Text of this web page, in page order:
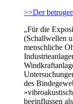
>>Der
„Für die
(Schallwellen
menschliche
des
beeinflussen